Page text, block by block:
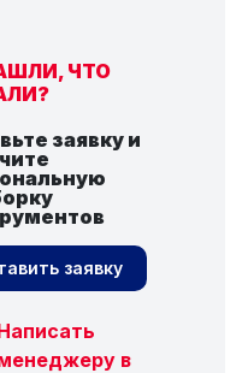
ЧТО
заявку и
заявку
в